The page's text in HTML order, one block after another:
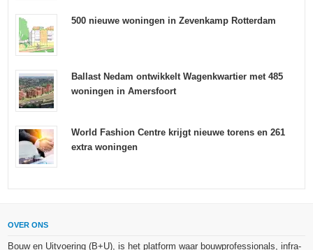
500 nieuwe woningen in Zevenkamp Rotterdam
Ballast Nedam ontwikkelt Wagenkwartier met 485
woningen in Amersfoort
World Fashion Centre krijgt nieuwe torens en 261
extra woningen
OVER ONS
Bouw en Uitvoering (B+U), is het platform waar bouwprofessionals, infra-